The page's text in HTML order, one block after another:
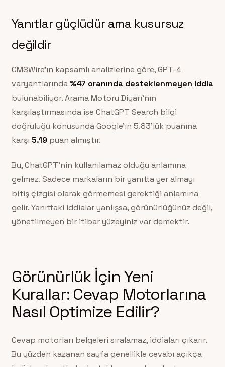
Yanıtlar güçlüdür ama kusursuz
değildir
CMSWire’ın kapsamlı analizlerine göre, GPT-4
varyantlarında %47 oranında desteklenmeyen iddia
bulunabiliyor. Arama Motoru Diyarı’nın
karşılaştırmasında ise ChatGPT Search bilgi
doğruluğu konusunda Google’ın 5.83’lük puanına
karşı 5.19 puan almıştır.
Bu, ChatGPT’nin kullanılamaz olduğu anlamına
gelmez. Sadece markaların bir yanıtta yer almayı
bitiş çizgisi olarak görmemesi gerektiği anlamına
gelir. Yanıttaki iddialar yanlışsa, görünürlüğünüz değil,
yönetilmeyen bir itibar yüzeyiniz var demektir.
Görünürlük İçin Yeni
Kurallar: Cevap Motorlarına
Nasıl Optimize Edilir?
Cevap motorları belgeleri sıralamaz, iddiaları çıkarır.
Bu yüzden kazanan sayfa genellikle cevabı açıkça